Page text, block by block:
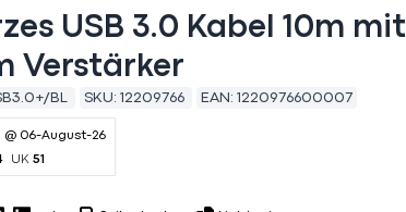
USB 3.0 Kabel 10m mit
Verstärker
BL SKU: 12209766 EAN: 1220976600007
@ 06-August-26
UK 51